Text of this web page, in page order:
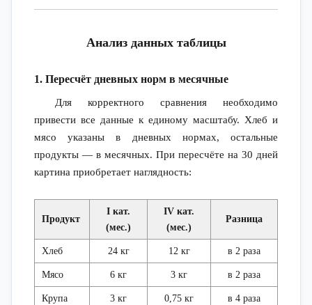
Анализ данных таблицы
1. Пересчёт дневных норм в месячные
Для корректного сравнения необходимо
привести все данные к единому масштабу. Хлеб и
мясо указаны в дневных нормах, остальные
продукты — в месячных. При пересчёте на 30 дней
картина приобретает наглядность:
Продукт
I кат.
(мес.)
IV кат.
(мес.)
Разница
Хлеб 24 кг 12 кг в 2 раза
Мясо 6 кг 3 кг в 2 раза
Крупа 3 кг 0,75 кг в 4 раза